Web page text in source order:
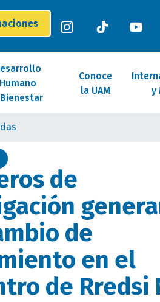
Humano
Conoce
la UAM
y
de
de
en el
de Rredsi